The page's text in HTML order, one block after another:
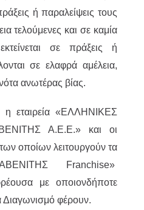
ή παραλείψεις τους
τελούμενες και σε καμία
σε πράξεις ή
σε ελαφρά αμέλεια,
ανωτέρας βίας.
η εταιρεία «ΕΛΛΗΝΙΚΕΣ
Α.Ε.Ε.» και οι
οποίων λειτουργούν τα
Franchise»
με οποιονδήποτε
φέρoυν.